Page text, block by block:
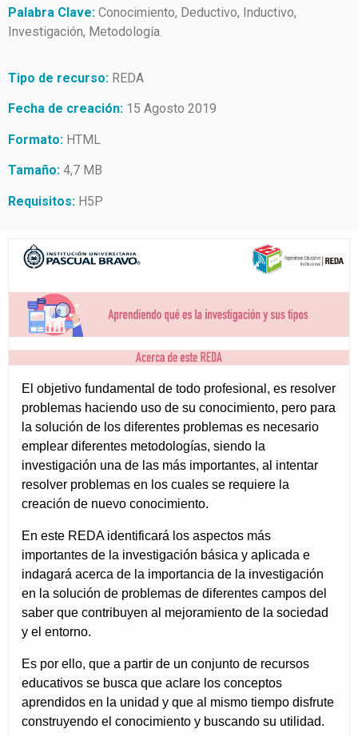
Palabra Clave: Conocimiento, Deductivo, Inductivo,
Investigación, Metodología.
Tipo de recurso: REDA
Fecha de creación: 15 Agosto 2019
Formato: HTML
Tamaño: 4,7 MB
Requisitos: H5P